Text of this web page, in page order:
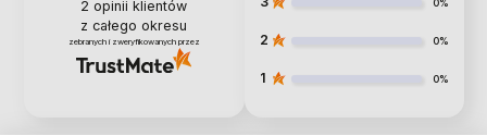
2 opinii klientów
z całego okresu
zebranych i zweryfikowanych przez
0%
2 0%
1 0%